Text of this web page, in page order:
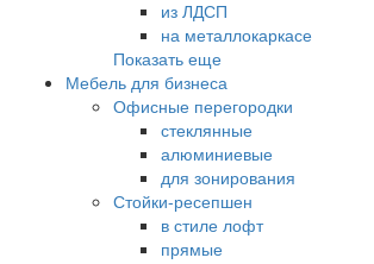
из ЛДСП
на металлокаркасе
Показать еще
Мебель для бизнеса
Офисные перегородки
стеклянные
алюминиевые
для зонирования
Стойки-ресепшен
в стиле лофт
прямые